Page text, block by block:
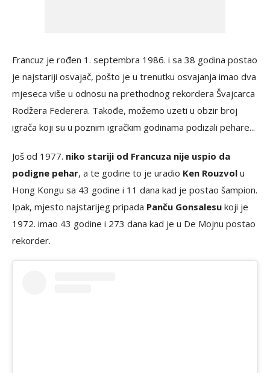
Francuz je rođen 1. septembra 1986. i sa 38 godina postao
je najstariji osvajač, pošto je u trenutku osvajanja imao dva
mjeseca više u odnosu na prethodnog rekordera Švajcarca
Rodžera Federera. Takođe, možemo uzeti u obzir broj
igrača koji su u poznim igračkim godinama podizali pehare...
Još od 1977. niko stariji od Francuza nije uspio da
podigne pehar, a te godine to je uradio Ken Rouzvol u
Hong Kongu sa 43 godine i 11 dana kad je postao šampion.
Ipak, mjesto najstarijeg pripada Panču Gonsalesu koji je
1972. imao 43 godine i 273 dana kad je u De Mojnu postao
rekorder.